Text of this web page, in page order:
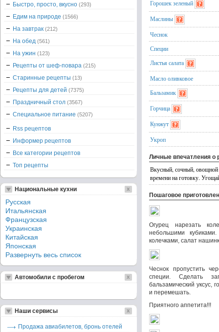
Горошек зеленый
Маслины
Чеснок
Специи
Листья салата
Масло оливковое
Бальзамик
Горчица
Кунжут
Укроп
Личные впечатления о
Вкусный, сочный, овощной
времени на готовку.
Пошаговое
Огурец нарезать
небольшими
колечками, салат
Чеснок пропустить
специи. Сделать
бальзамический уксус,
и перемешать.
Приятного аппетита!!!
Быстро, просто, вкусно (293)
Едим на природе (1566)
На завтрак (212)
На обед (561)
На ужин (123)
Рецепты от шеф-повара (215)
Старинные рецепты (13)
Рецепты для детей (7375)
Праздничный стол (3567)
Специальное питание (5207)
Rss рецептов
Информер рецептов
Все категории рецептов
Топ рецепты
Национальные кухни
Русская
Итальянская
Французская
Украинская
Китайская
Японская
Развернуть весь список
Автомобили с пробегом
Наши сервисы
Продажа авиабилетов, бронь отелей